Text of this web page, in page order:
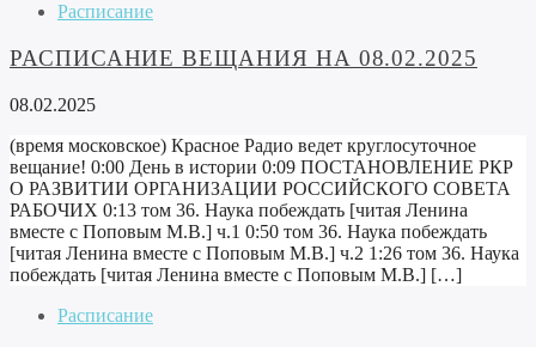
Расписание
РАСПИСАНИЕ ВЕЩАНИЯ НА 08.02.2025
08.02.2025
(время московское) Красное Радио ведет круглосуточное
вещание! 0:00 День в истории 0:09 ПОСТАНОВЛЕНИЕ РКР
О РАЗВИТИИ ОРГАНИЗАЦИИ РОССИЙСКОГО СОВЕТА
РАБОЧИХ 0:13 том 36. Наука побеждать [читая Ленина
вместе с Поповым М.В.] ч.1 0:50 том 36. Наука побеждать
[читая Ленина вместе с Поповым М.В.] ч.2 1:26 том 36. Наука
побеждать [читая Ленина вместе с Поповым М.В.] […]
Расписание